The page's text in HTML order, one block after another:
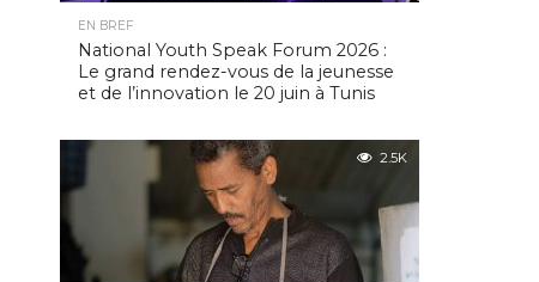
EN BREF
National Youth Speak Forum 2026 :
Le grand rendez-vous de la jeunesse
et de l’innovation le 20 juin à Tunis
2.5K